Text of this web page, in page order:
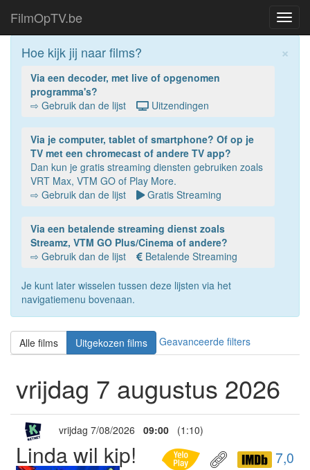
FilmOpTV.be
×
Hoe kijk jij naar films?
Via een decoder, met live of opgenomen
programma's?
⇨ Gebruik dan de lijst
Uitzendingen
Via je computer, tablet of smartphone? Of op je
TV met een chromecast of andere TV app?
Dan kun je gratis streaming diensten gebruiken zoals
VRT Max, VTM GO of Play More.
⇨ Gebruik dan de lijst
Gratis Streaming
Via een betalende streaming dienst zoals
Streamz, VTM GO Plus/Cinema of andere?
⇨ Gebruik dan de lijst
Betalende Streaming
Je kunt later wisselen tussen deze lijsten via het
navigatiemenu bovenaan.
Alle films Uitgekozen films Geavanceerde filters
vrijdag 7 augustus 2026
vrijdag 7/08/2026 09:00 (1:10)
Linda wil kip! 7,0